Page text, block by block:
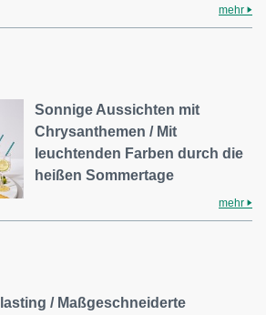
mehr
Sonnige Aussichten mit
Chrysanthemen / Mit
leuchtenden Farben durch die
heißen Sommertage
mehr
/ Maßgeschneiderte